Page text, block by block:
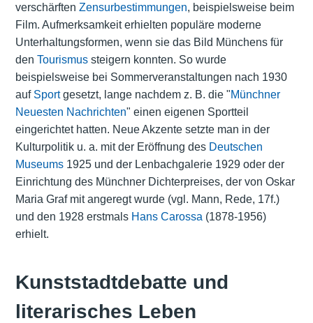
verschärften Zensurbestimmungen, beispielsweise beim
Film. Aufmerksamkeit erhielten populäre moderne
Unterhaltungsformen, wenn sie das Bild Münchens für
den Tourismussteigern konnten. So wurde
beispielsweise bei Sommerveranstaltungen nach 1930
auf Sportgesetzt, lange nachdem z. B. die "Münchner
Neuesten Nachrichten" einen eigenen Sportteil
eingerichtet hatten. Neue Akzente setzte man in der
Kulturpolitik u. a. mit der Eröffnung des Deutschen
Museums1925 und der Lenbachgalerie 1929 oder der
Einrichtung des Münchner Dichterpreises, der von Oskar
Maria Graf mit angeregt wurde (vgl. Mann, Rede, 17f.)
und den 1928 erstmals Hans Carossa (1878-1956)
erhielt.
Kunststadtdebatte und
literarisches Leben